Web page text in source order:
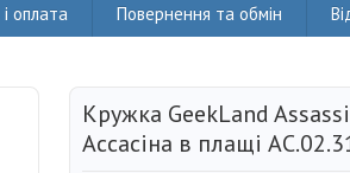
оплата Повернення та обмін
Кружка GeekLand
Ассасіна в плащі